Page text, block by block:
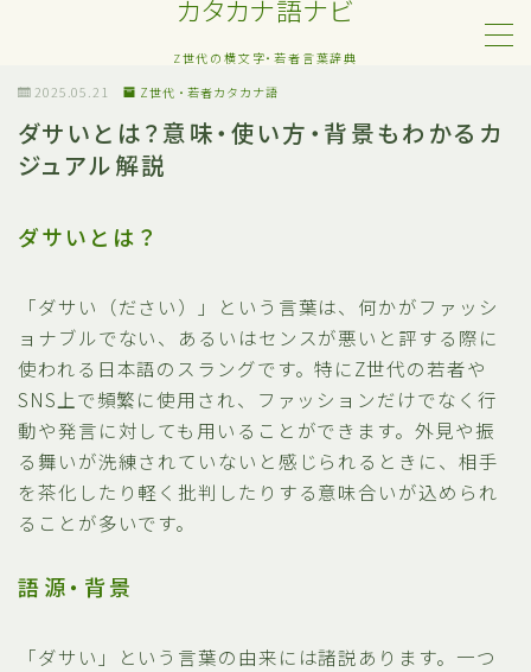
カタカナ語ナビ
Z世代の横文字・若者言葉辞典
MENU
Z世代・若者カタカナ語
ネット・SNS用語
日常でよく聞く流行語
略語・造語
2025.05.21 Z世代・若者カタカナ語
ダサいとは？意味・使い方・背景もわかるカ
ジュアル解説
ダサいとは？
「ダサい（ださい）」という言葉は、何かがファッシ
ョナブルでない、あるいはセンスが悪いと評する際に
使われる日本語のスラングです。特にZ世代の若者や
SNS上で頻繁に使用され、ファッションだけでなく行
動や発言に対しても用いることができます。外見や振
る舞いが洗練されていないと感じられるときに、相手
を茶化したり軽く批判したりする意味合いが込められ
ることが多いです。
語源・背景
「ダサい」という言葉の由来には諸説あります。一つ